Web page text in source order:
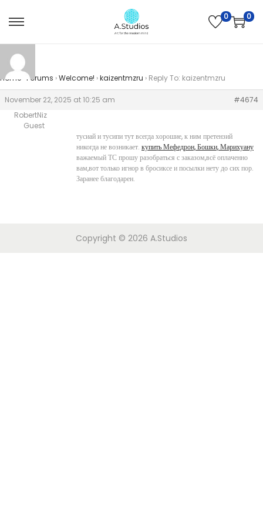
0 0
Home Forums ›Welcome! ›kaizentmzru › Reply To: kaizentmzru
November 22, 2025 at 10:25 am
#4674
RobertNiz
Guest
тусиай и тусипи тут всегда хорошие, к ним претензий
никогда не возникает. купить Мефедрон, Бошки, Марихуану
важаемый ТС прошу разобраться с заказом,всё оплаченно
вам,вот только игнор в бросиксе и посылки нету до сих пор.
Заранее благодарен.
Copyright © 2026 A.Studios